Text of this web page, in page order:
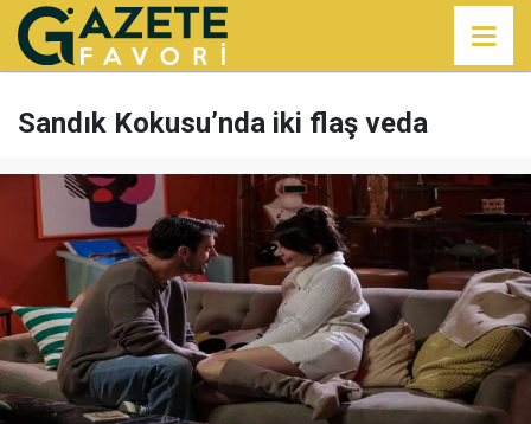
Sandık Kokusu’nda iki flaş veda